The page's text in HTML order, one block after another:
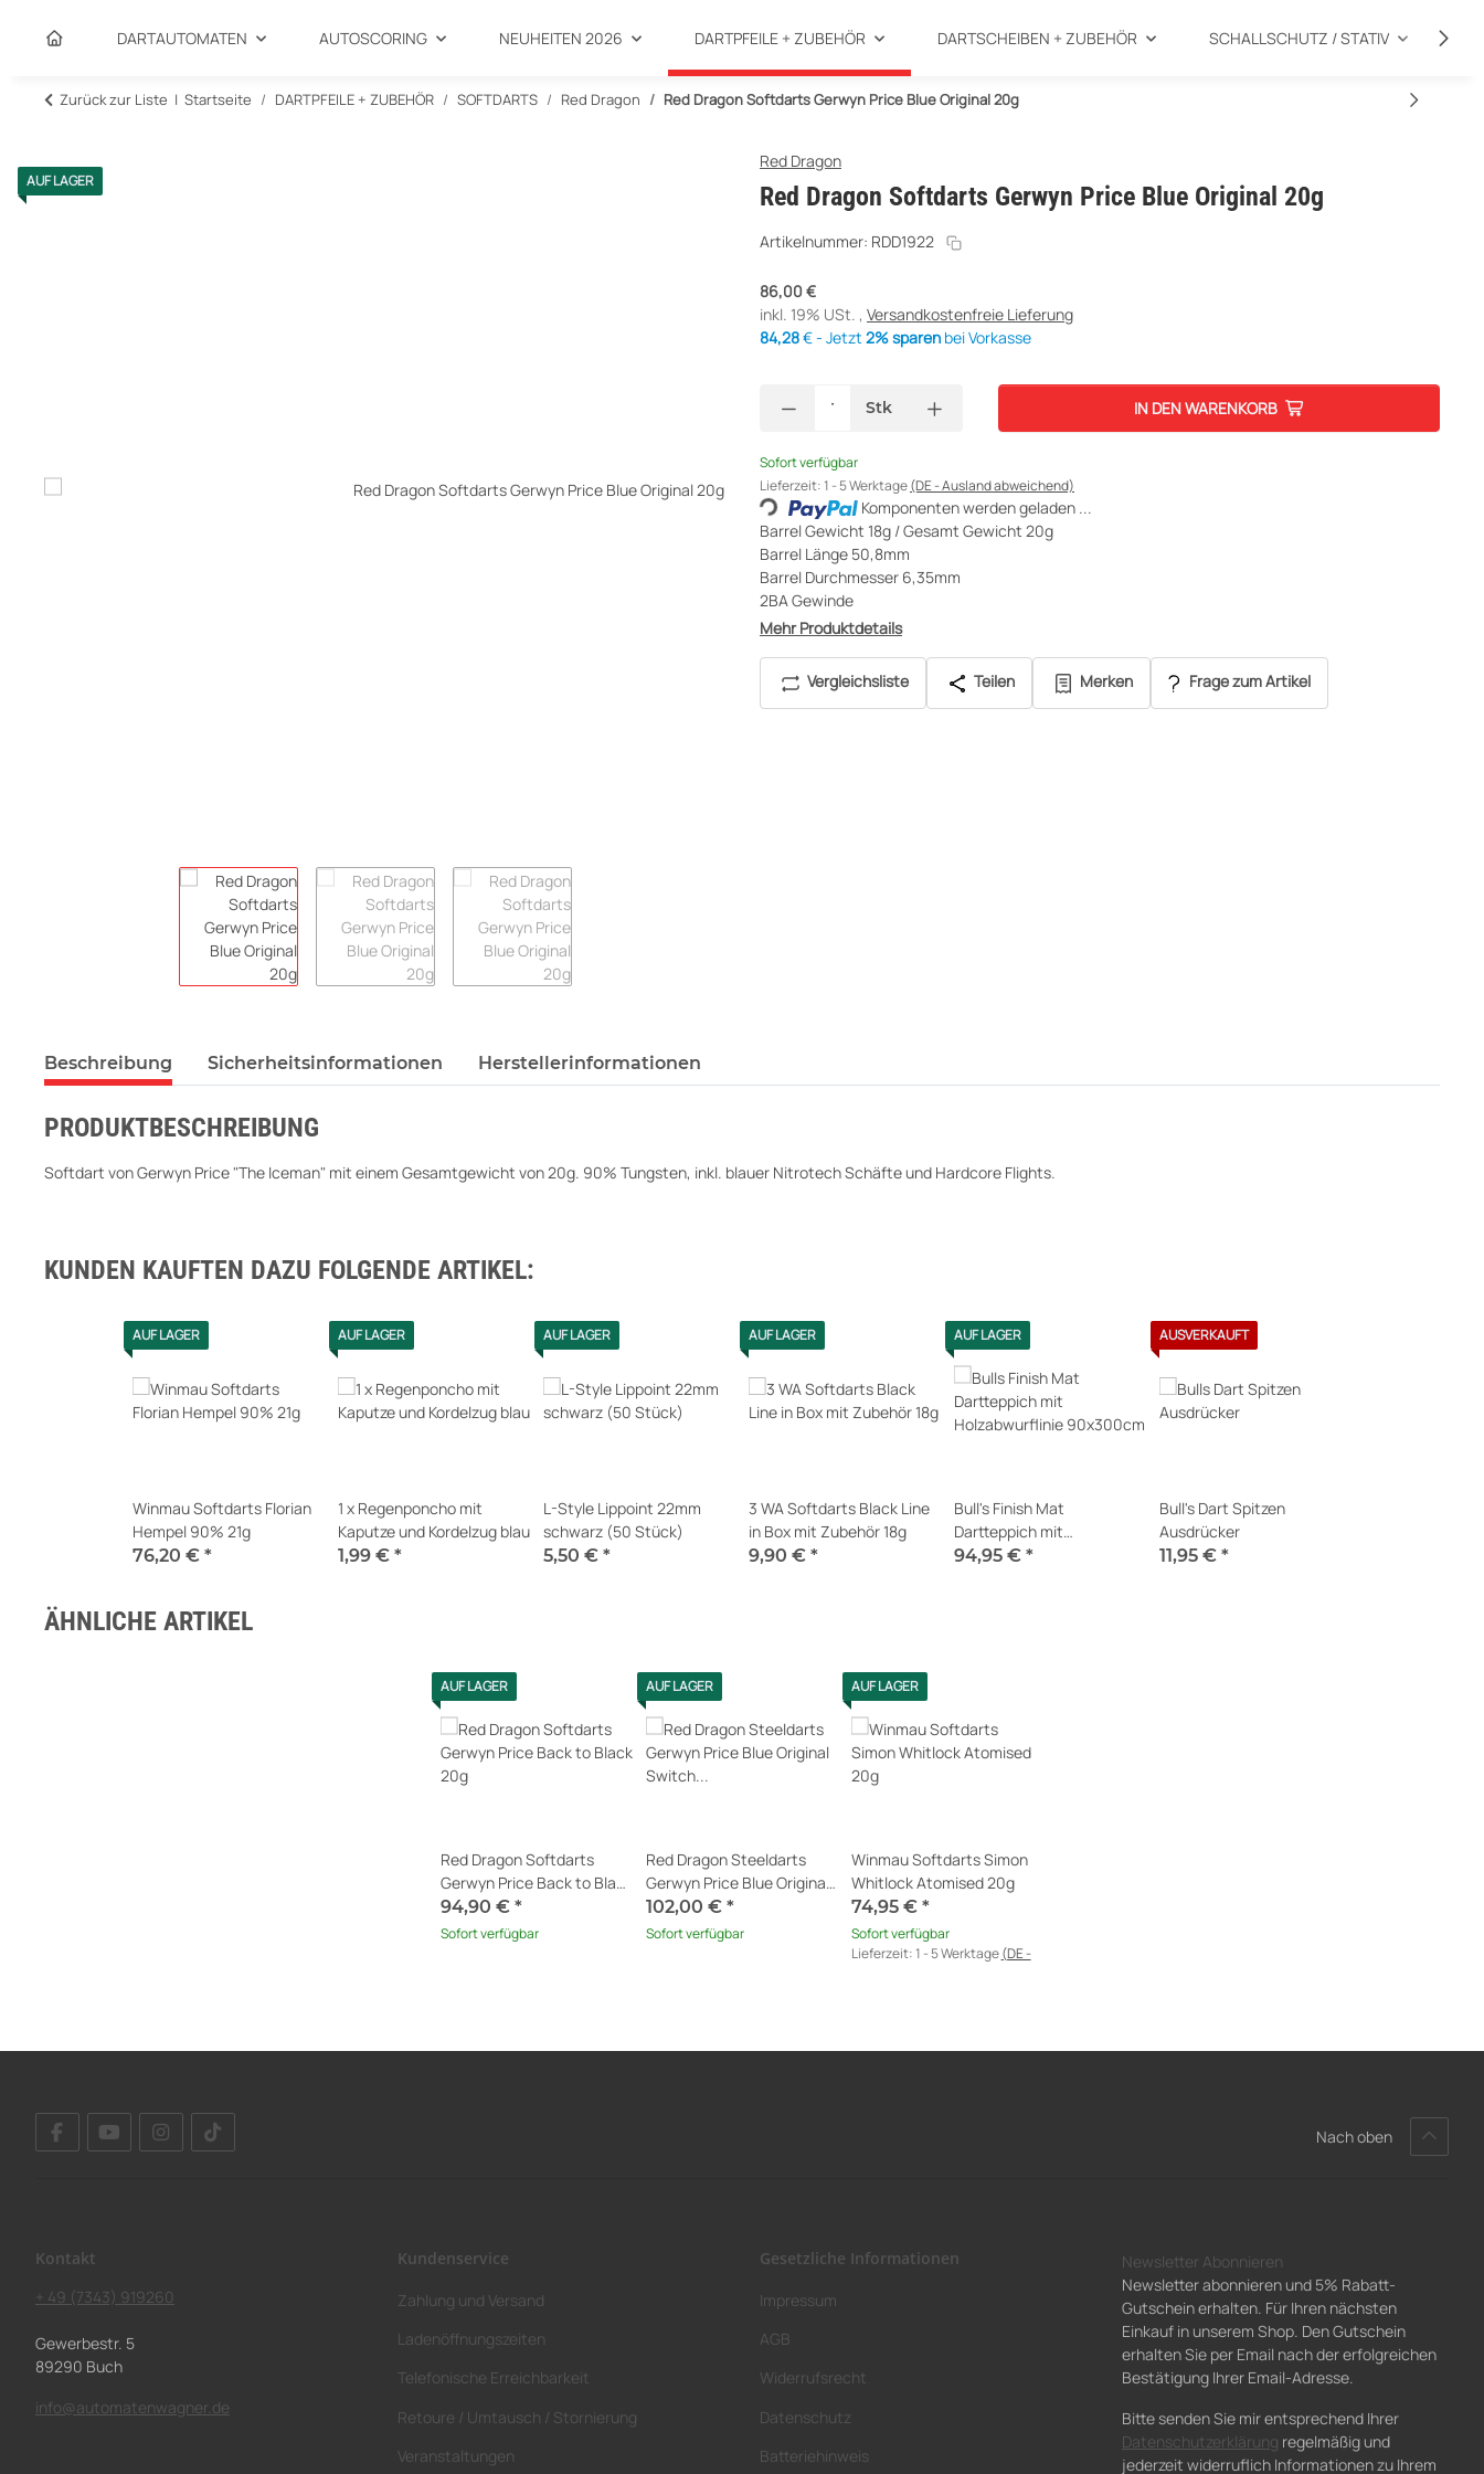
DARTAUTOMATEN AUTOSCORING NEUHEITEN 2026 DARTPFEILE + ZUBEHÖR DARTSCHEIBEN + ZUBEHÖR SCHALLSCHUTZ / STATIV
Zurück zur Liste Startseite DARTPFEILE + ZUBEHÖR SOFTDARTS Red Dragon Red Dragon Softdarts Gerwyn Price Blue Original 20g
AUF LAGER
Red Dragon
Red Dragon Softdarts Gerwyn Price Blue Original 20g
Artikelnummer: RDD1922
86,00 €
inkl. 19% USt. , Versandkostenfreie Lieferung
84,28€ - Jetzt 2% sparen bei Vorkasse
Stk IN DEN WARENKORB
Sofort verfügbar
Lieferzeit:1 - 5 Werktage(DE - Ausland abweichend)
Loading...
Komponenten werden geladen ...
Barrel Gewicht 18g / Gesamt Gewicht 20g
Barrel Länge 50,8mm
Barrel Durchmesser 6,35mm
2BA Gewinde
Mehr Produktdetails
Vergleichsliste Teilen Merken Frage zum Artikel
Beschreibung Sicherheitsinformationen Herstellerinformationen
PRODUKTBESCHREIBUNG
Softdart von Gerwyn Price "The Iceman" mit einem Gesamtgewicht von 20g. 90% Tungsten, inkl. blauer Nitrotech Schäfte und Hardcore Flights.
KUNDEN KAUFTEN DAZU FOLGENDE ARTIKEL:
AUF LAGER
Winmau Softdarts Florian
Hempel 90% 21g
76,20 € *
AUF LAGER
1 x Regenponcho mit
Kaputze und Kordelzug blau
1,99 € *
AUF LAGER
L-Style Lippoint 22mm
schwarz (50 Stück)
5,50 € *
AUF LAGER
3 WA Softdarts Black Line
in Box mit Zubehör 18g
9,90 € *
AUF LAGER
Bull's Finish Mat
Dartteppich mit
Holzabwurflinie 90x300cm
94,95 € *
AUSVERKAUFT
Bull's Dart Spitzen
Ausdrücker
11,95 € *
ÄHNLICHE ARTIKEL
AUF LAGER
Red Dragon Softdarts
Gerwyn Price Back to Black
20g
94,90 € *
Sofort verfügbar
AUF LAGER
Red Dragon Steeldarts
Gerwyn Price Blue Original
Switch Point 24g
102,00 € *
Sofort verfügbar
AUF LAGER
Winmau Softdarts Simon
Whitlock Atomised 20g
74,95 € *
Sofort verfügbar
Lieferzeit:1 - 5 Werktage(DE -
Nach oben
Kontakt
+ 49 (7343) 919260
Gewerbestr. 5
89290 Buch
info@automatenwagner.de
Kundenservice
Zahlung und Versand
Ladenöffnungszeiten
Telefonische Erreichbarkeit
Retoure / Umtausch / Stornierung
Veranstaltungen
Gesetzliche Informationen
Impressum
AGB
Widerrufsrecht
Datenschutz
Batteriehinweis
Newsletter Abonnieren
Newsletter abonnieren und 5% Rabatt-
Gutschein erhalten. Für Ihren nächsten
Einkauf in unserem Shop. Den Gutschein
erhalten Sie per Email nach der erfolgreichen
Bestätigung Ihrer Email-Adresse.
Bitte senden Sie mir entsprechend Ihrer
Datenschutzerklärung regelmäßig und
jederzeit widerruflich Informationen zu Ihrem